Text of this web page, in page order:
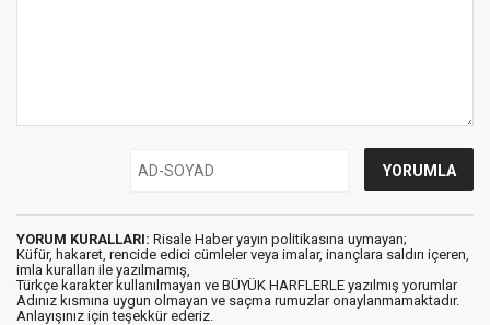
YORUM KURALLARI: Risale Haber yayın politikasına uymayan;
Küfür, hakaret, rencide edici cümleler veya imalar, inançlara saldırı içeren,
imla kuralları ile yazılmamış,
Türkçe karakter kullanılmayan ve BÜYÜK HARFLERLE yazılmış yorumlar
Adınız kısmına uygun olmayan ve saçma rumuzlar onaylanmamaktadır.
Anlayışınız için teşekkür ederiz.